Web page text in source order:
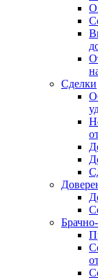
Сделки